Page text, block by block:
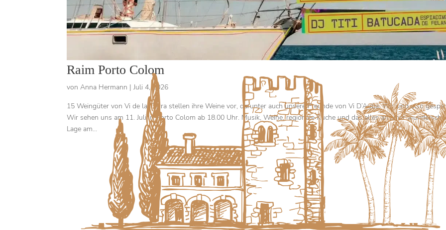
Raim Porto Colom
vonAnna Hermann |Juli 4, 2026
15 Weingüter von Vi de la Tierra stellen ihre Weine vor, darunter auch unsere Freunde von Vi D’Auba. Wir sind also
Wir sehen uns am 11. Juli in Porto Colom ab 18.00 Uhr. Musik, Weine, regionale Küche und das alles an einer
Lage am...